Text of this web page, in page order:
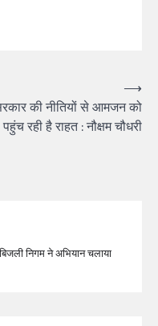
की नीतियों से आमजन को
पहुंच रही है राहत : नौक्षम चौधरी
⟶
निगम ने अभियान चलाया